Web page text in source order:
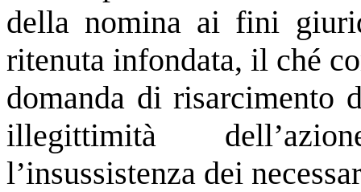
della nomina ai fini
ritenuta infondata, il ché
domanda di risarcimento
illegittimità
l’insussistenza dei